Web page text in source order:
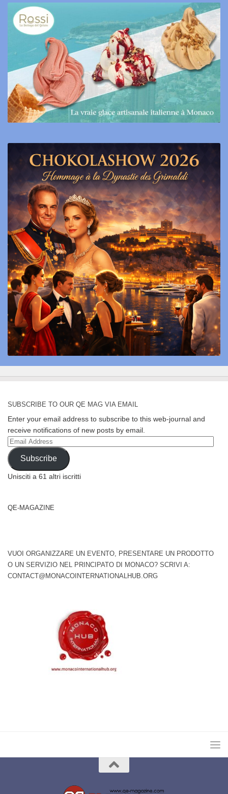
SUBSCRIBE TO OUR QE MAG VIA EMAIL
Enter your email address to subscribe to this web-journal and
receive notifications of new posts by email.
Email
Address
Subscribe
Unisciti a 61 altri iscritti
QE-MAGAZINE
VUOI ORGANIZZARE UN EVENTO, PRESENTARE UN PRODOTTO
O UN SERVIZIO NEL PRINCIPATO DI MONACO? SCRIVI A:
CONTACT@MONACOINTERNATIONALHUB.ORG